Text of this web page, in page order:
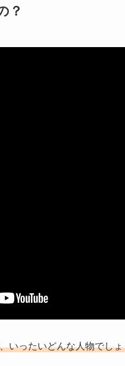
？
いったいどんな人物でし